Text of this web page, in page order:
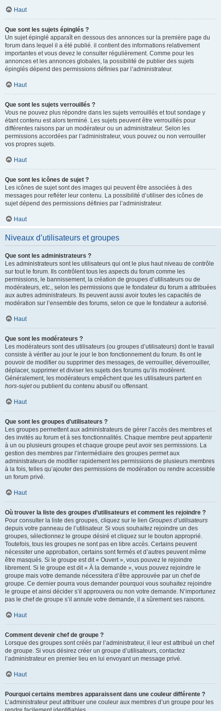
Haut
Que sont les sujets épinglés ?
Un sujet épinglé apparaît en dessous des annonces sur la première page du
forum dans lequel il a été publié. il contient des informations relativement
importantes et vous devez le consulter régulièrement. Comme pour les
annonces et les annonces globales, la possibilité de publier des sujets
épinglés dépend des permissions définies par l’administrateur.
Haut
Que sont les sujets verrouillés ?
Vous ne pouvez plus répondre dans les sujets verrouillés et tout sondage y
étant contenu est alors terminé. Les sujets peuvent être verrouillés pour
différentes raisons par un modérateur ou un administrateur. Selon les
permissions accordées par l’administrateur, vous pouvez ou non verrouiller
vos propres sujets.
Haut
Que sont les icônes de sujet ?
Les icônes de sujet sont des images qui peuvent être associées à des
messages pour refléter leur contenu. La possibilité d’utiliser des icônes de
sujet dépend des permissions définies par l’administrateur.
Haut
Niveaux d’utilisateurs et groupes
Que sont les administrateurs ?
Les administrateurs sont les utilisateurs qui ont le plus haut niveau de contrôle
sur tout le forum. Ils contrôlent tous les aspects du forum comme les
permissions, le bannissement, la création de groupes d’utilisateurs ou de
modérateurs, etc., selon les permissions que le fondateur du forum a attribuées
aux autres administrateurs. Ils peuvent aussi avoir toutes les capacités de
modération sur l’ensemble des forums, selon ce que le fondateur a autorisé.
Haut
Que sont les modérateurs ?
Les modérateurs sont des utilisateurs (ou groupes d’utilisateurs) dont le travail
consiste à vérifier au jour le jour le bon fonctionnement du forum. Ils ont le
pouvoir de modifier ou supprimer des messages, de verrouiller, déverrouiller,
déplacer, supprimer et diviser les sujets des forums qu’ils modèrent.
Généralement, les modérateurs empêchent que les utilisateurs partent en
hors-sujetou publient du contenu abusif ou offensant.
Haut
Que sont les groupes d’utilisateurs ?
Les groupes permettent aux administrateurs de gérer l’accès des membres et
des invités au forum et à ses fonctionnalités. Chaque membre peut appartenir
à un ou plusieurs groupes et chaque groupe peut avoir ses permissions. La
gestion des membres par l’intermédiaire des groupes permet aux
administrateurs de modifier rapidement les permissions de plusieurs membres
à la fois, telles qu’ajouter des permissions de modération ou rendre accessible
un forum privé.
Haut
Où trouver la liste des groupes d’utilisateurs et comment les rejoindre ?
Pour consulter la liste des groupes, cliquez sur le lien Groupes d’utilisateurs
depuis votre panneau de l’utilisateur. Si vous souhaitez rejoindre un des
groupes, sélectionnez le groupe désiré et cliquez sur le bouton approprié.
Toutefois, tous les groupes ne sont pas en libre accès. Certains peuvent
nécessiter une approbation, certains sont fermés et d’autres peuvent même
être masqués. Si le groupe est dit « Ouvert », vous pouvez le rejoindre
librement. Si le groupe est dit « À la demande », vous pouvez rejoindre le
groupe mais votre demande nécessitera d’être approuvée par un chef de
groupe. Ce dernier pourra vous demander pourquoi vous souhaitez rejoindre
le groupe et ainsi décider s’il approuvera ou non votre demande. N’importunez
pas le chef de groupe s’il annule votre demande, il a sûrement ses raisons.
Haut
Comment devenir chef de groupe ?
Lorsque des groupes sont créés par l’administrateur, il leur est attribué un chef
de groupe. Si vous désirez créer un groupe d’utilisateurs, contactez
l’administrateur en premier lieu en lui envoyant un message privé.
Haut
Pourquoi certains membres apparaissent dans une couleur différente ?
L’administrateur peut attribuer une couleur aux membres d’un groupe pour les